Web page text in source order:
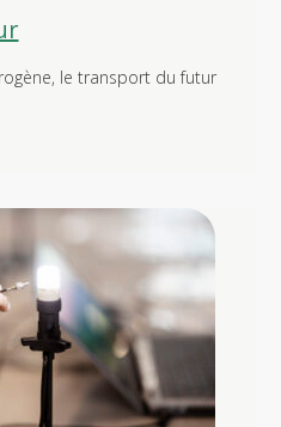
le transport du futur